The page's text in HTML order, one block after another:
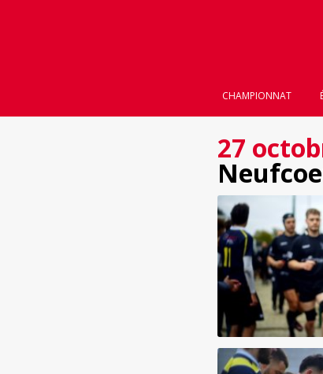
CHAMPIONNAT
27